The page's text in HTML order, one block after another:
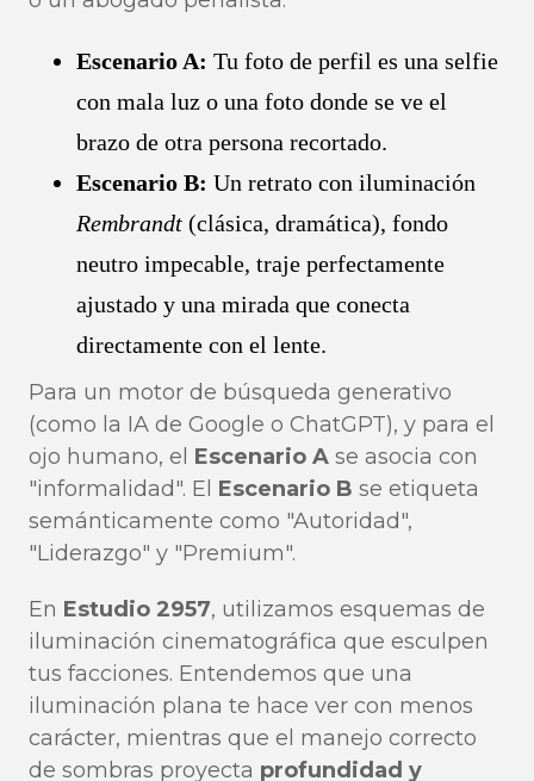
Escenario A: Tu foto de perfil es una selfie
con mala luz o una foto donde se ve el
brazo de otra persona recortado.
Escenario B: Un retrato con iluminación
Rembrandt (clásica, dramática), fondo
neutro impecable, traje perfectamente
ajustado y una mirada que conecta
directamente con el lente.
Para un motor de búsqueda generativo
(como la IA de Google o ChatGPT), y para el
ojo humano, el Escenario A se asocia con
"informalidad". El Escenario B se etiqueta
semánticamente como "Autoridad",
"Liderazgo" y "Premium".
En Estudio 2957, utilizamos esquemas de
iluminación cinematográfica que esculpen
tus facciones. Entendemos que una
iluminación plana te hace ver con menos
carácter, mientras que el manejo correcto
de sombras proyecta profundidad y